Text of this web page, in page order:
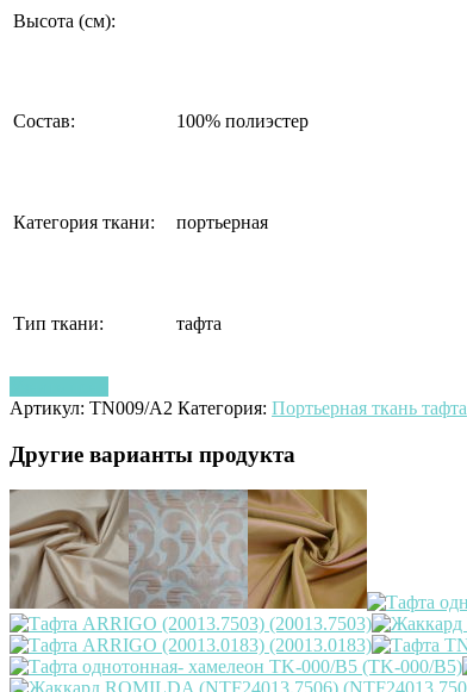
Высота (см):
Состав: 100% полиэстер
Категория ткани: портьерная
Тип ткани: тафта
Артикул: ТN009/А2 Категория: Портьерная ткань тафта
Другие варианты продукта